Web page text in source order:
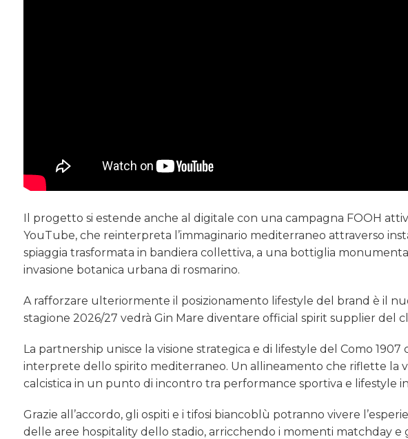
Il progetto si estende anche al digitale con una campagna FOOH
YouTube, che reinterpreta l’immaginario mediterraneo attraverso
spiaggia trasformata in bandiera collettiva, a una bottiglia
invasione botanica urbana di rosmarino.
A rafforzare ulteriormente il posizionamento lifestyle del brand è il
stagione 2026/27 vedrà Gin Mare diventare official spirit supplier del
La partnership unisce la visione strategica e di lifestyle del Como 1907
interprete dello spirito mediterraneo. Un allineamento che riflette la
calcistica in un punto di incontro tra performance sportiva e lifestyle
Grazie all’accordo, gli ospiti e i tifosi biancoblù potranno vivere
delle aree hospitality dello stadio, arricchendo i momenti matchday